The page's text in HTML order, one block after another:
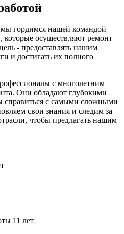
гордимся нашей командой
которые осуществляют ремонт
- предоставлять нашим
и достигать их полного
с многолетним
Они обладают глубокими
справиться с самыми сложными
свои знания и следим за
чтобы предлагать нашим
11 лет